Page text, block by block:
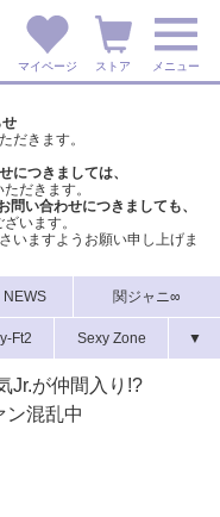
マイページ ストア メニュー
だきます。
につきましては、
だきます。
問い合わせにつきましても、
います。
いますようお願い申し上げま
NEWS 関ジャニ∞
Ft2 Sexy Zone ▼
Jr.が仲間入り!?
ン混乱中